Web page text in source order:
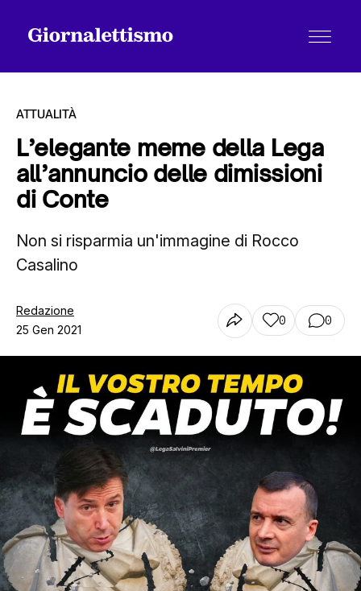
Tutti gli articoli
Chi siamo
Contatti
ATTUALITÀ
L’elegante meme della Lega
all’annuncio delle dimissioni
di Conte
Non si risparmia un'immagine di Rocco
Casalino
Redazione
25 Gen 2021
0 0